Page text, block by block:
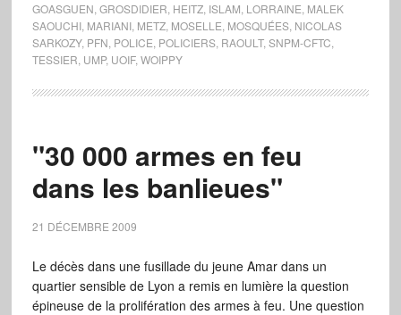
GOASGUEN GROSDIDIER HEITZ, ISLAM LORRAINE MALEK
SAOUCHI, MARIANI, METZ, MOSELLE MOSQUÉES, NICOLAS
SARKOZY, PFN POLICE POLICIERS, RAOULT, SNPM-CFTC
TESSIER UMP, UOIF, WOIPPY
"30 000 armes en feu
dans les banlieues"
21 DÉCEMBRE 2009
Le décès dans une fusillade du jeune Amar dans un
quartier sensible de Lyon a remis en lumière la question
épineuse de la prolifération des armes à feu. Une question